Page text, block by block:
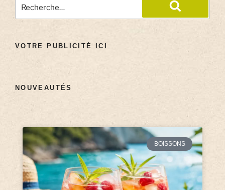
VOTRE PUBLICITÉ ICI
NOUVEAUTÉS
BOISSONS